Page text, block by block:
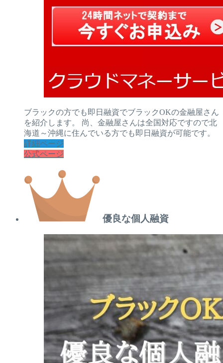
ブラックの方でも即日融資でブラックOKの金融屋さん
を紹介します。 尚、金融屋さんは全国対応ですので北
海道～沖縄に住んでいる方でも即日融資が可能です。
詳細ページ
公式ページ
優良な個人融資